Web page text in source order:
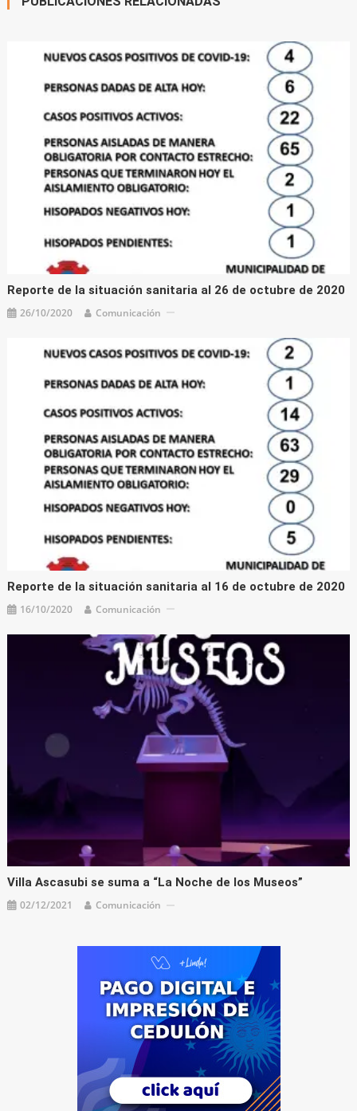
Reporte de la situación sanitaria al 26 de octubre de 2020
26/10/2020 Comunicación
Reporte de la situación sanitaria al 16 de octubre de 2020
16/10/2020 Comunicación
Villa Ascasubi se suma a “La Noche de los Museos”
02/12/2021 Comunicación